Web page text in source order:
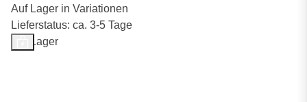
Auf Lager in Variationen
Lieferstatus: ca. 3-5 Tage
Auf Lager